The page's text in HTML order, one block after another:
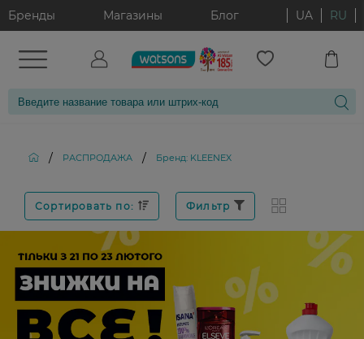
Бренды Магазины Блог UA RU
/ РАСПРОДАЖА / Бренд: KLEENEX
Сортировать по: Фильтр